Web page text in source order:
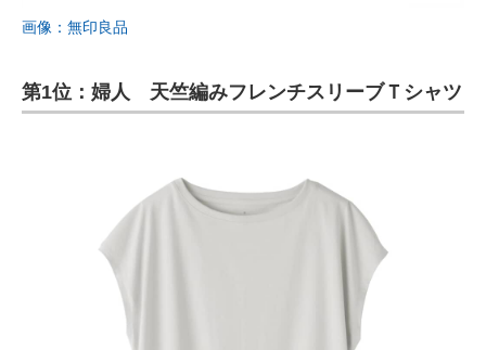
画像：無印良品
第1位：婦人 天竺編みフレンチスリーブＴシャツ